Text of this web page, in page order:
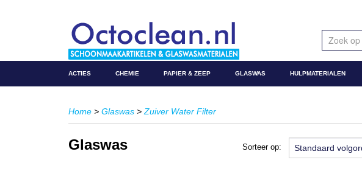
ACTIES CHEMIE PAPIER & ZEEP GLASWAS HULPMATERIALEN
Home > Glaswas > Zuiver Water Filter
Glaswas Sorteer op: